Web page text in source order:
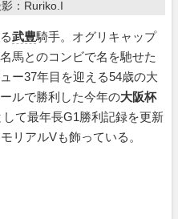
：Ruriko.I
武豊騎手。オグリキャップ
馬とのコンビで名を馳せた
ー37年目を迎える54歳の大
ルで勝利した今年の大阪杯
して最年長G1勝利記録を更新
リアルVも飾っている。